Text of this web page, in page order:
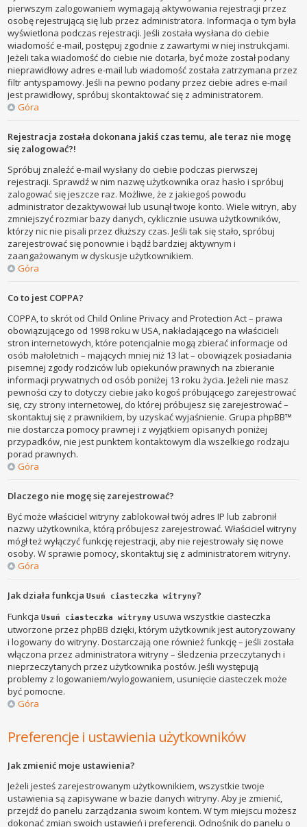
pierwszym zalogowaniem wymagają aktywowania rejestracji przez
osobę rejestrującą się lub przez administratora. Informacja o tym była
wyświetlona podczas rejestracji. Jeśli została wysłana do ciebie
wiadomość e-mail, postępuj zgodnie z zawartymi w niej instrukcjami.
Jeżeli taka wiadomość do ciebie nie dotarła, być może został podany
nieprawidłowy adres e-mail lub wiadomość została zatrzymana przez
filtr antyspamowy. Jeśli na pewno podany przez ciebie adres e-mail
jest prawidłowy, spróbuj skontaktować się z administratorem.
Góra
Rejestracja została dokonana jakiś czas temu, ale teraz nie mogę
się zalogować?!
Spróbuj znaleźć e-mail wysłany do ciebie podczas pierwszej
rejestracji. Sprawdź w nim nazwę użytkownika oraz hasło i spróbuj
zalogować się jeszcze raz. Możliwe, że z jakiegoś powodu
administrator dezaktywował lub usunął twoje konto. Wiele witryn, aby
zmniejszyć rozmiar bazy danych, cyklicznie usuwa użytkowników,
którzy nic nie pisali przez dłuższy czas. Jeśli tak się stało, spróbuj
zarejestrować się ponownie i bądź bardziej aktywnym i
zaangażowanym w dyskusje użytkownikiem.
Góra
Co to jest COPPA?
COPPA, to skrót od Child Online Privacy and Protection Act – prawa
obowiązującego od 1998 roku w USA, nakładającego na właścicieli
stron internetowych, które potencjalnie mogą zbierać informacje od
osób małoletnich – mających mniej niż 13 lat – obowiązek posiadania
pisemnej zgody rodziców lub opiekunów prawnych na zbieranie
informacji prywatnych od osób poniżej 13 roku życia. Jeżeli nie masz
pewności czy to dotyczy ciebie jako kogoś próbującego zarejestrować
się, czy strony internetowej, do której próbujesz się zarejestrować –
skontaktuj się z prawnikiem, by uzyskać wyjaśnienie. Grupa phpBB™
nie dostarcza pomocy prawnej i z wyjątkiem opisanych poniżej
przypadków, nie jest punktem kontaktowym dla wszelkiego rodzaju
porad prawnych.
Góra
Dlaczego nie mogę się zarejestrować?
Być może właściciel witryny zablokował twój adres IP lub zabronił
nazwy użytkownika, którą próbujesz zarejestrować. Właściciel witryny
mógł też wyłączyć funkcję rejestracji, aby nie rejestrowały się nowe
osoby. W sprawie pomocy, skontaktuj się z administratorem witryny.
Góra
Jak działa funkcjaUsuń ciasteczka witryny?
FunkcjaUsuń ciasteczka witryny usuwa wszystkie ciasteczka
utworzone przez phpBB dzięki, którym użytkownik jest autoryzowany
i logowany do witryny. Dostarczają one również funkcję – jeśli została
włączona przez administratora witryny – śledzenia przeczytanych i
nieprzeczytanych przez użytkownika postów. Jeśli występują
problemy z logowaniem/wylogowaniem, usunięcie ciasteczek może
być pomocne.
Góra
Preferencje i ustawienia użytkowników
Jak zmienić moje ustawienia?
Jeżeli jesteś zarejestrowanym użytkownikiem, wszystkie twoje
ustawienia są zapisywane w bazie danych witryny. Aby je zmienić,
przejdź do panelu zarządzania swoim kontem. W tym miejscu możesz
dokonać zmian swoich ustawień i preferencji. Odnośnik do panelu o